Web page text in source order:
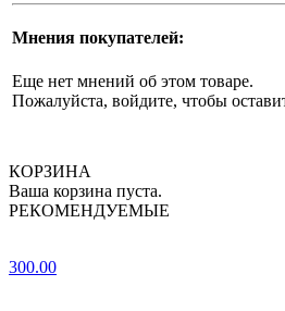
Мнения покупателей:
Еще нет мнений об этом товаре.
Пожалуйста, войдите, чтобы
КОРЗИНА
Ваша корзина пуста.
РЕКОМЕНДУЕМЫЕ
300.00